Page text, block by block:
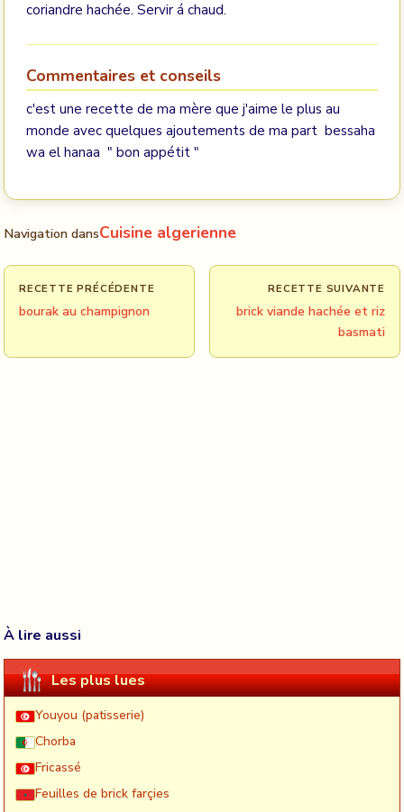
coriandre hachée. Servir á chaud.
Commentaires et conseils
c'est une recette de ma mère que j'aime le plus au
monde avec quelques ajoutements de ma part bessaha
wa el hanaa " bon appétit "
Navigation dansCuisine algerienne
RECETTE PRÉCÉDENTE
bourak au champignon
RECETTE SUIVANTE
brick viande hachée et riz
basmati
À lire aussi
Les plus lues
Youyou (patisserie)
Chorba
Fricassé
Feuilles de brick farçies